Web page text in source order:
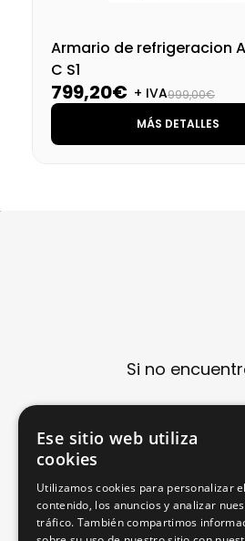
Armario de refrigeracion
C S1
799,20€ + IVA999,00€
MÁS DETALLES
Si no
Ese sitio web utiliza
cookies
Utilizamos cookies para personalizar el
contenido, los anuncios y analizar
tráfico. También compartimos